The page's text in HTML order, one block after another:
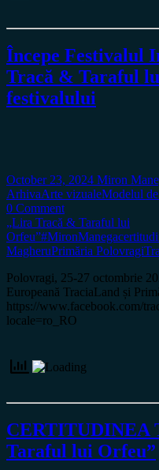
Începe Festivalul
Tracă & Taraful
festivalului
October 23, 2024 Miron
ArhivaArte vizualeModelul de
0 Comment
„Lira Tracă & Taraful lui
Orfeu”#MironManega
MagheruPrimăria Polovragi
Polovragi, 25-27 octombrie
Europeană TraciaLand și
https://www.facebook.com/
locale=ro_RO
CERTITUDINEA
Taraful lui Orfeu”